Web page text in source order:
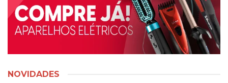
NOVIDADES